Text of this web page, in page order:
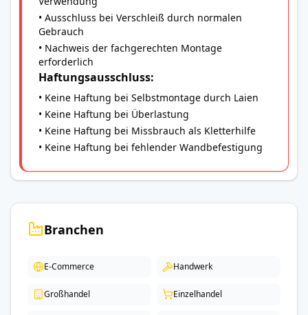
• Ausschluss bei Verschleiß durch normalen
Gebrauch
• Nachweis der fachgerechten Montage
erforderlich
Haftungsausschluss:
• Keine Haftung bei Selbstmontage durch Laien
• Keine Haftung bei Überlastung
• Keine Haftung bei Missbrauch als Kletterhilfe
• Keine Haftung bei fehlender Wandbefestigung
Branchen
E-Commerce Handwerk
Großhandel Einzelhandel